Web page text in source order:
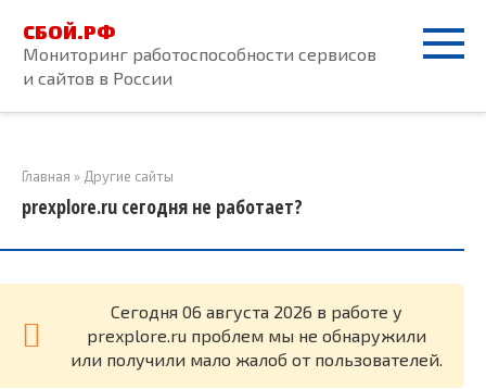
контенту
СБОЙ.РФ
Мониторинг работоспособности сервисов
и сайтов в России
Главная » Другие сайты
prexplore.ru сегодня не работает?
Cегодня 06 августа 2026 в работе у
prexplore.ru проблем мы не обнаружили
или получили мало жалоб от пользователей.